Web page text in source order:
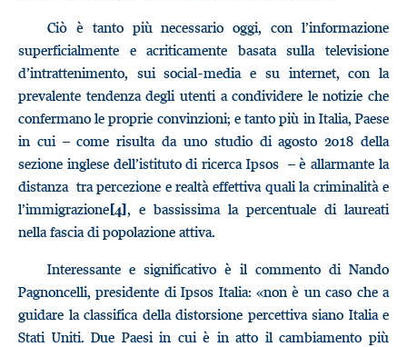
Ciò è tanto più necessario oggi, con l’informazione
superficialmente e acriticamente basata sulla televisione
d’intrattenimento, sui social-media e su internet, con la
prevalente tendenza degli utenti a condividere le notizie che
confermano le proprie convinzioni; e tanto più in Italia, Paese
in cui – come risulta da uno studio di agosto 2018 della
sezione inglese dell’istituto di ricerca Ipsos – è allarmante la
distanza tra percezione e realtà effettiva quali la criminalità e
l’immigrazione[4], e bassissima la percentuale di laureati
nella fascia di popolazione attiva.
Interessante e significativo è il commento di Nando
Pagnoncelli, presidente di Ipsos Italia: «non è un caso che a
guidare la classifica della distorsione percettiva siano Italia e
Stati Uniti. Due Paesi in cui è in atto il cambiamento più